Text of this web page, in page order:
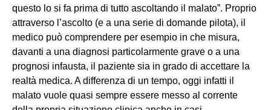
questo lo si fa prima di tutto ascoltando il malato”. Proprio
attraverso l’ascolto (e a una serie di domande pilota), il
medico può comprendere per esempio in che misura,
davanti a una diagnosi particolarmente grave o a una
prognosi infausta, il paziente sia in grado di accettare la
realtà medica. A differenza di un tempo, oggi infatti il
malato vuole quasi sempre essere messo al corrente